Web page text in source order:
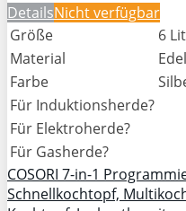
DetailsNicht verfügbar
Größe
6
Material
Farbe
Für Induktionsherde?
Für Elektroherde?
Für Gasherde?
COSORI 7-in-1
Schnellkochtopf,